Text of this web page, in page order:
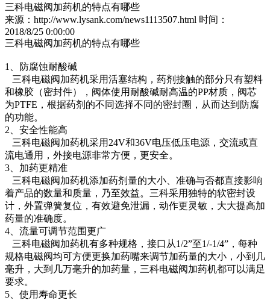
三科电磁阀加药机的特点有哪些
来源：http://www.lysank.com/news1113507.html 时间：
2018/8/25 0:00:00
三科电磁阀加药机的特点有哪些
1、防腐蚀耐酸碱
三科电磁阀加药机采用活塞结构，药剂接触的部分只有塑料
和橡胶（密封件），阀体使用耐酸碱耐高温的PP材质，阀芯
为PTFE，根据药剂的不同选择不同的密封圈，从而达到防腐
的功能。
2、安全性能高
三科电磁阀加药机采用24V和36V电压低压电源，交流或直
流电通用，外接电源非常方便，更安全。
3、加药更精准
三科电磁阀加药机添加药剂量的大小、准确与否都直接影响
着产品的数量和质量，乃至效益。三科采用独特的软密封设
计，外置弹簧复位，有效避免泄漏，动作更灵敏，大大提高加
药量的准确度。
4、流量可调节范围更广
三科电磁阀加药机有多种规格，接口从1/2”至1/-1/4”，每种
规格电磁阀均可方便更换加药嘴来调节加药量的大小，小到几
毫升，大到几万毫升的加药量，三科电磁阀加药机都可以满足
要求。
5、使用寿命更长